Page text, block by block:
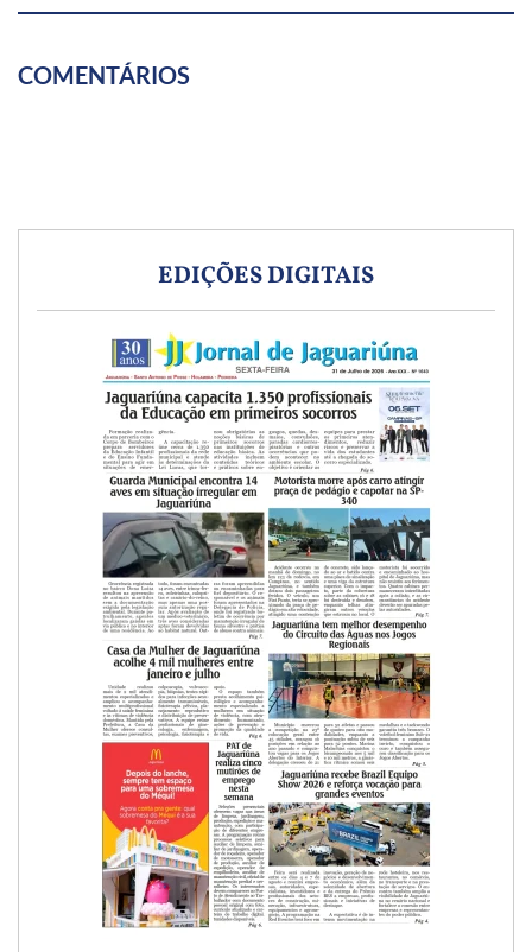
COMENTÁRIOS
EDIÇÕES DIGITAIS